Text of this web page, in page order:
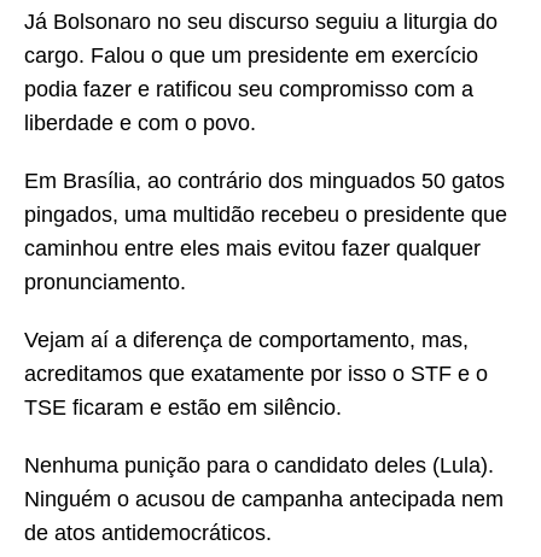
Já Bolsonaro no seu discurso seguiu a liturgia do
cargo. Falou o que um presidente em exercício
podia fazer e ratificou seu compromisso com a
liberdade e com o povo.
Em Brasília, ao contrário dos minguados 50 gatos
pingados, uma multidão recebeu o presidente que
caminhou entre eles mais evitou fazer qualquer
pronunciamento.
Vejam aí a diferença de comportamento, mas,
acreditamos que exatamente por isso o STF e o
TSE ficaram e estão em silêncio.
Nenhuma punição para o candidato deles (Lula).
Ninguém o acusou de campanha antecipada nem
de atos antidemocráticos.